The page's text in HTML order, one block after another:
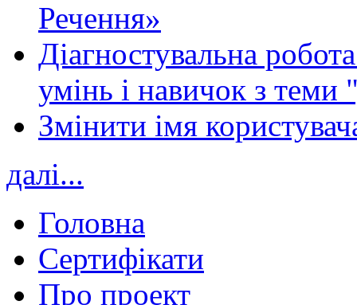
Речення»
Діагностувальна
умінь і навичок з теми
Змінити імя
далі...
Головна
Сертифікати
Про проект